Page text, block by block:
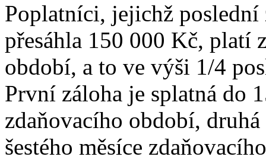
Poplatníci, jejichž poslední
přesáhla 150 000 Kč, platí
období, a to ve výši 1/4
První záloha je splatná do
zdaňovacího období,
šestého měsíce